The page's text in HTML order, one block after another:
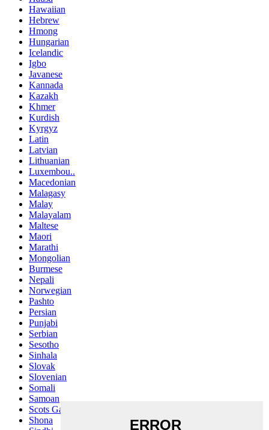
Hawaiian
Hebrew
Hmong
Hungarian
Icelandic
Igbo
Javanese
Kannada
Kazakh
Khmer
Kurdish
Kyrgyz
Latin
Latvian
Lithuanian
Luxembou..
Macedonian
Malagasy
Malay
Malayalam
Maltese
Maori
Marathi
Mongolian
Burmese
Nepali
Norwegian
Pashto
Persian
Punjabi
Serbian
Sesotho
Sinhala
Slovak
Slovenian
Somali
Samoan
Scots Gaelic
Shona